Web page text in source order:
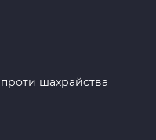
шахрайства